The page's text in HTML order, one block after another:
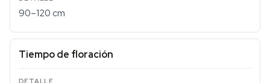
90–120 cm
Tiempo de floración